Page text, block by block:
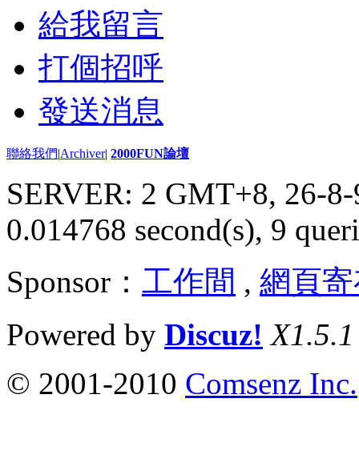
給我留言
打個招呼
發送消息
聯絡我們|Archiver| 2000FUN論壇
SERVER: 2 GMT+8, 26-
0.014768 second(s), 9
Sponsor： 工作間 , 網頁
Powered by Discuz! X1.5.1
© 2001-2010 Comsenz Inc.